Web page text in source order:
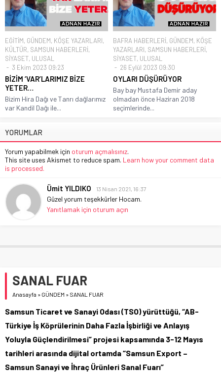
EĞİTİM, GÜNDEM, KÖŞE YAZARLARI,
KÜLTÜR, SAMSUN HABERLERİ,
SİYASET, ULUSAL
3 Ekim 2023 09:23
BİZİM ‘VAR’LARIMIZ BİZE
YETER…
Bizim Hira Dağı ve Tanrı dağlarımız
var Kandil Dağı ile...
BAFRA HABERLERİ, GÜNDEM, KÖŞE
YAZARLARI, SAMSUN HABERLERİ,
SİYASET, ULUSAL
26 Eylül 2023 09:30
OYLARI DÜŞÜRÜYOR
Bay bay Mustafa Demir aday
olmadan önce Haziran 2018
seçimlerinde...
YORUMLAR
Yorum yapabilmek için oturum açmalısınız.
This site uses Akismet to reduce spam. Learn how your comment data
is processed.
Ümit YILDIKO 13 Nisan 2021, 16:37
Güzel yorum teşekkürler Hocam.
Yanıtlamak için oturum açın
SANAL FUAR
Anasayfa » GÜNDEM » SANAL FUAR
Samsun Ticaret ve Sanayi Odası (TSO) yürüttüğü, “AB-
Türkiye İş Köprülerinin Daha Fazla İşbirliği ve Anlayış
Yoluyla Güçlendirilmesi” projesi kapsamında 3-12 Mayıs
tarihleri arasında dijital ortamda “Samsun Export –
Samsun Sanayi ve İhraç Ürünleri Sanal Fuarı”